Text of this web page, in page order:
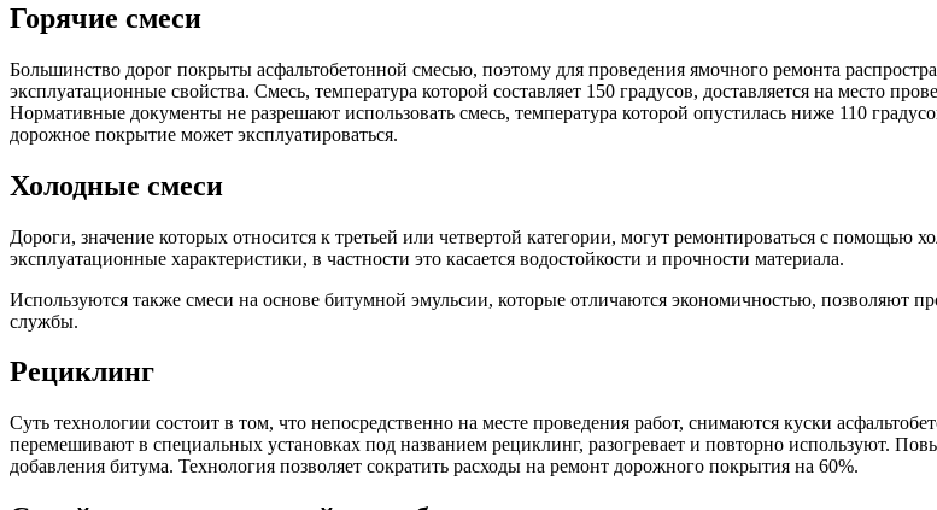
Горячие смеси
Большинство дорог покрыты асфальтобетонной смесью, поэтому для проведения ямочного ремонта
эксплуатационные свойства. Смесь, температура которой составляет 150 градусов, доставляется на место
Нормативные документы не разрешают использовать смесь, температура которой опустилась ниже 110
дорожное покрытие может эксплуатироваться.
Холодные смеси
Дороги, значение которых относится к третьей или четвертой категории, могут ремонтироваться с
эксплуатационные характеристики, в частности это касается водостойкости и прочности материала.
Используются также смеси на основе битумной эмульсии, которые отличаются экономичностью, позволяют
службы.
Рециклинг
Суть технологии состоит в том, что непосредственно на месте проведения работ, снимаются куски
перемешивают в специальных установках под названием рециклинг, разогревает и повторно используют.
добавления битума. Технология позволяет сократить расходы на ремонт дорожного покрытия на 60%.